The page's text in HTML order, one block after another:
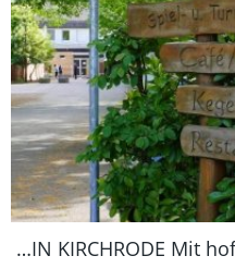
…IN KIRCHRODE Mit